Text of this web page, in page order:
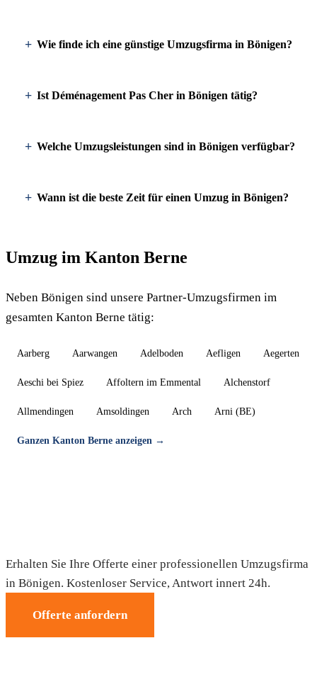
Wie finde ich eine günstige Umzugsfirma in Bönigen?
Ist Déménagement Pas Cher in Bönigen tätig?
Welche Umzugsleistungen sind in Bönigen verfügbar?
Wann ist die beste Zeit für einen Umzug in Bönigen?
Umzug im Kanton Berne
Neben Bönigen sind unsere Partner-Umzugsfirmen im
gesamten Kanton Berne tätig:
Aarberg Aarwangen Adelboden Aefligen Aegerten
Aeschi bei Spiez Affoltern im Emmental Alchenstorf
Allmendingen Amsoldingen Arch Arni (BE)
Ganzen Kanton Berne anzeigen →
Erhalten Sie Ihre Offerte einer professionellen Umzugsfirma
in Bönigen. Kostenloser Service, Antwort innert 24h.
Offerte anfordern